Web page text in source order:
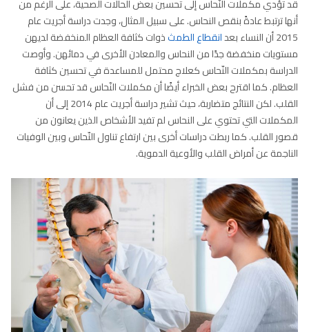
قد تؤدي مكملات النّحاس إلى تحسين بعض الحالات الصحية، على الرغم من
أنها ترتبط عادةً بنقص النحاس. على سبيل المثال، وجدت دراسة أجريت عام
2015 أن النساء بعد
انقطاع الطمثذوات كثافة العظام المنخفضة لديهن
مستويات منخفضة جدًا من النحاس والمعادن الأخرى في دمائهن. وأوصت
الدراسة بمكملات النّحاس كعلاج محتمل للمساعدة في تحسين كثافة
العظام. كما اقترح بعض الخبراء أيضًا أن مكملات النّحاس قد تحسن من فشل
القلب. لكن النتائج متضاربة، حيث تشير دراسة أجريت عام 2014 إلى أن
المكملات التي تحتوي على النحاس لم تفيد الأشخاص الذين يعانون من
قصور القلب. كما ربطت دراسات أخرى بين ارتفاع تناول النّحاس وبين الوفيات
الناجمة عن أمراض القلب والأوعية الدموية.